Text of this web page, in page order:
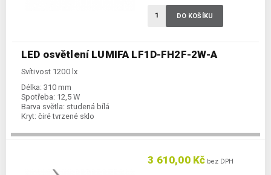
LED osvětlení LUMIFA LF1D-FH2F-2W-A
Svítivost 1200 lx
Délka: 310 mm
Spotřeba: 12,5 W
Barva světla: studená bílá
Kryt: čiré tvrzené sklo
DO KOŠÍKU
3 610,00 Kč bez DPH